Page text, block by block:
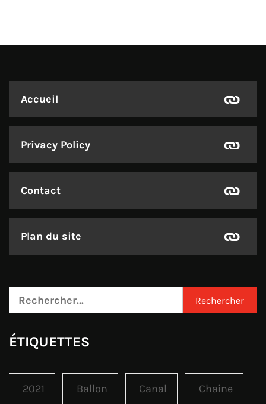
Accueil
Privacy Policy
Contact
Plan du site
Rechercher :
ÉTIQUETTES
2021 Ballon Canal Chaine